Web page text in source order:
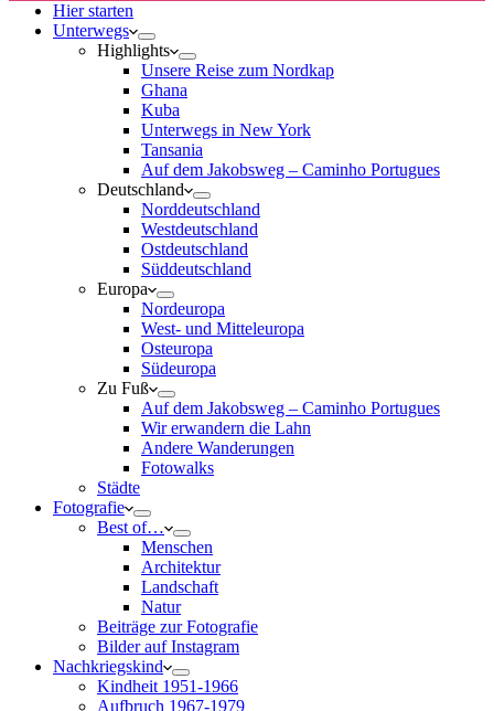
Hier starten
Unterwegs
Highlights
Unsere Reise zum Nordkap
Ghana
Kuba
Unterwegs in New York
Tansania
Auf dem Jakobsweg – Caminho Portugues
Deutschland
Norddeutschland
Westdeutschland
Ostdeutschland
Süddeutschland
Europa
Nordeuropa
West- und Mitteleuropa
Osteuropa
Südeuropa
Zu Fuß
Auf dem Jakobsweg – Caminho Portugues
Wir erwandern die Lahn
Andere Wanderungen
Fotowalks
Städte
Fotografie
Best of…
Menschen
Architektur
Landschaft
Natur
Beiträge zur Fotografie
Bilder auf Instagram
Nachkriegskind
Kindheit 1951-1966
Aufbruch 1967-1979